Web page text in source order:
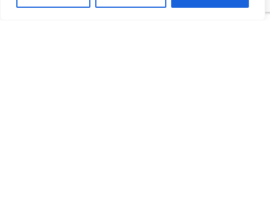
Open chaty